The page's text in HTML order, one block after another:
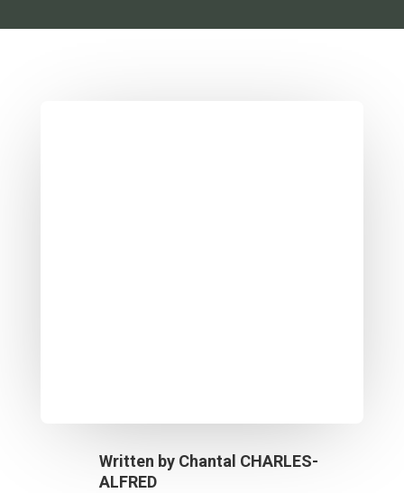
Written by Chantal CHARLES-
ALFRED